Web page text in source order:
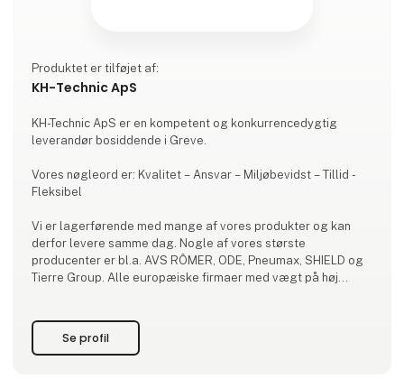
Produktet er tilføjet af:
KH-Technic ApS
KH-Technic ApS er en kompetent og konkurrencedygtig
leverandør bosiddende i Greve.
Vores nøgleord er: Kvalitet – Ansvar – Miljøbevidst – Tillid -
Fleksibel
Vi er lagerførende med mange af vores produkter og kan
derfor levere samme dag. Nogle af vores største
producenter er bl.a. AVS RÔMER, ODE, Pneumax, SHIELD og
Tierre Group. Alle europæiske firmaer med vægt på høj
Hos os er det en selvfølge at levere de produkter, som er
bedst egnede til dig.
Se profil